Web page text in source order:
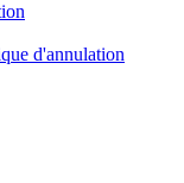
d'annulation